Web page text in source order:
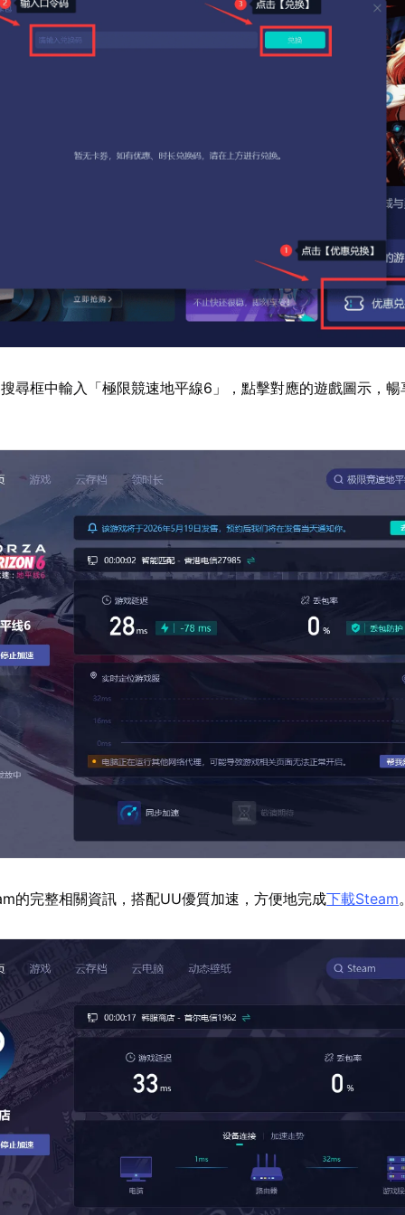
尋框中輸入「極限競速地平線6」，點擊對應的遊戲圖示，暢
的完整相關資訊，搭配UU優質加速，方便地完成下載Steam